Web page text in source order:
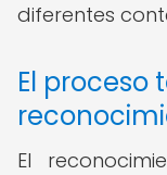
diferentes
El proceso
El